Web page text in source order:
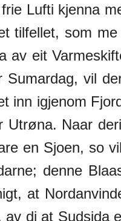
frie Lufti kjenna
tilfellet, som
av eit
Sumardag, vil
inn igjenom
Utrøna. Naar
en Sjoen, so
denne
at
av di at Sudsida